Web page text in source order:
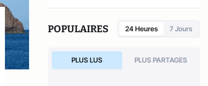
POPULAIRES 24 Heures 7 Jours
PLUS LUS PLUS PARTAGES